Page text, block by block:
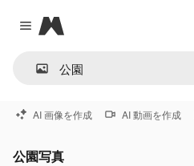
Close menu
Magnific
AI 画像を作成 AI 動画を作成
公園写真